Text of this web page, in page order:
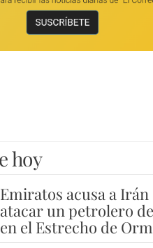
hoy
Emiratos acusa a Irán
atacar un petrolero
en el Estrecho de